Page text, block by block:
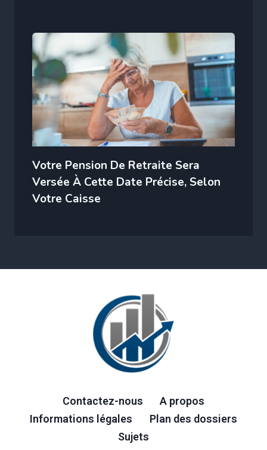
Votre Pension De Retraite Sera
Versée À Cette Date Précise, Selon
Votre Caisse
Contactez-nous
A propos
Informations légales
Plan des dossiers
Sujets